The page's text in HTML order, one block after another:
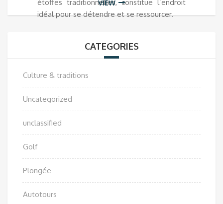
étoffes traditionnelles, constitue l’endroit
idéal pour se détendre et se ressourcer.
VIEW
CATEGORIES
Culture & traditions
Uncategorized
unclassified
Golf
Plongée
Autotours